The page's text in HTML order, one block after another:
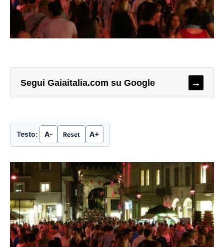
Segui Gaiaitalia.com su Google →
Testo: A- Reset A+